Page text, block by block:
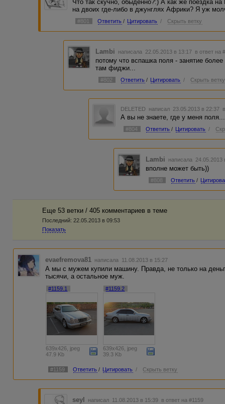
Что так скучно, обыденно?:) А как же поездка
на двоих где-либо в джунглях Африки? Я уж
#801 Ответить / Цитировать / Скрыть ветку
Lambi написала 22.05.2013 в 13:17 в ответ на
потому что вспашка поля - занятие
там фиджи...
#802 Ответить / Цитировать / Скрыть ветку
DELETED написал 23.05.2013 в 22:37
А вы не знаете, где у меня
#804 Ответить / Цитировать /
Lambi написала
вполне может быть))
#808 Ответить /
Еще 53 ветки / 405 комментариев в темe
Последний: 22.05.2013 в 09:53
Показать
evaefremova81 написала 11.08.2013 в 15:27
А мы с мужем купили машину. Правда, не только на
тысячи, а остальное муж.
#1159.1
639x426, jpeg
47.9 Kb
#1159.2
639x426, jpeg
39.3 Kb
#1159 Ответить / Цитировать / Скрыть ветку
seyl написал 11.08.2013 в 15:39 в ответ на #1159